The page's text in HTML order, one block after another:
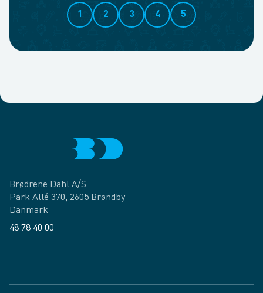
1 2 3 4 5
Brødrene Dahl A/S
Park Allé 370, 2605 Brøndby
Danmark
48 78 40 00